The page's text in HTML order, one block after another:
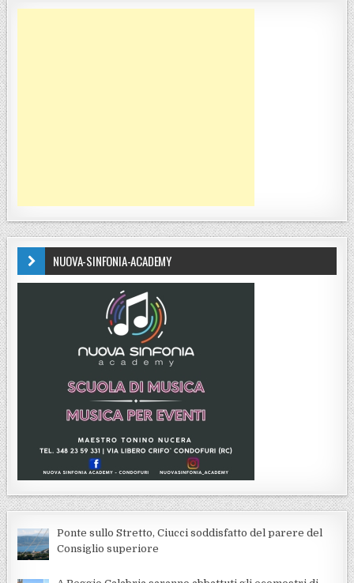
NUOVA-SINFONIA-ACADEMY
Ponte sullo Stretto, Ciucci soddisfatto del parere del
Consiglio superiore